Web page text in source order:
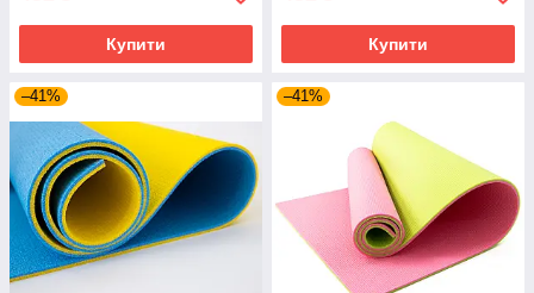
Купити Купити
–41% –41%